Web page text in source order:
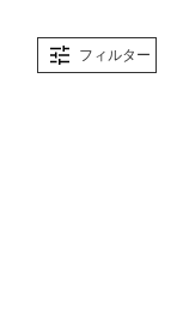
フィルター